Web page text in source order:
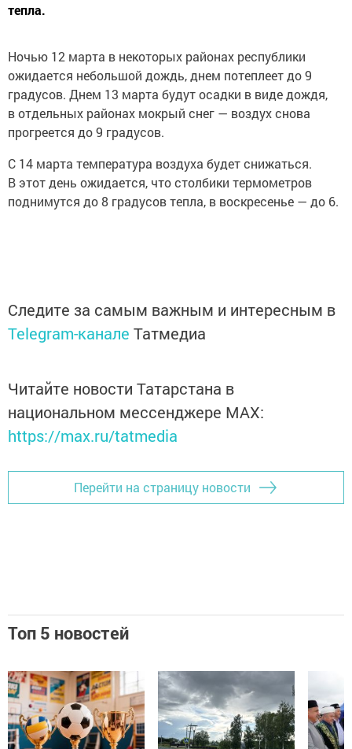
тепла.
Ночью 12 марта в некоторых районах республики
ожидается небольшой дождь, днем потеплеет до 9
градусов. Днем 13 марта будут осадки в виде дождя,
в отдельных районах мокрый снег — воздух снова
прогреется до 9 градусов.
С 14 марта температура воздуха будет снижаться.
В этот день ожидается, что столбики термометров
поднимутся до 8 градусов тепла, в воскресенье — до 6.
Следите за самым важным и интересным в
Telegram-канале Татмедиа
Читайте новости Татарстана в
национальном мессенджере MАХ:
https://max.ru/tatmedia
Перейти на страницу новости
Топ 5 новостей